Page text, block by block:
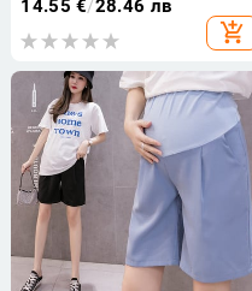
бременни с дължина до коленете
Широки панталони за бременни
14.55 €/28.46 лв
add_shopping_cart